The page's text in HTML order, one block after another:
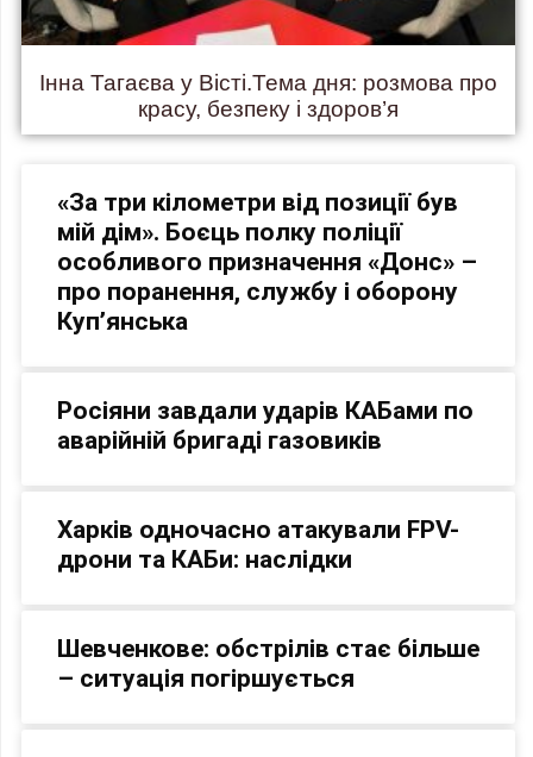
Інна Тагаєва у Вісті.Тема дня: розмова про
красу, безпеку і здоров’я
«За три кілометри від позиції був
мій дім». Боєць полку поліції
особливого призначення «Донс» –
про поранення, службу і оборону
Куп’янська
Росіяни завдали ударів КАБами по
аварійній бригаді газовиків
Харків одночасно атакували FPV-
дрони та КАБи: наслідки
Шевченкове: обстрілів стає більше
– ситуація погіршується